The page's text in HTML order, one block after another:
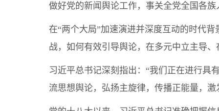
做好党的新闻舆论工作，事关全党全国各
在“两个大局”加速演进并深度互动的时代
战，如何有效引导舆论，在多元中立主导
习近平总书记深刻指出：“我们正在进行具
流思想舆论，弘扬主旋律，传播正能量，